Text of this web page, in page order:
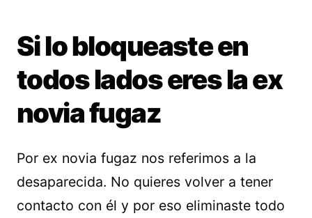
Si lo bloqueaste en
todos lados eres la ex
novia fugaz
Por ex novia fugaz nos referimos a la
desaparecida. No quieres volver a tener
contacto con él y por eso eliminaste todo